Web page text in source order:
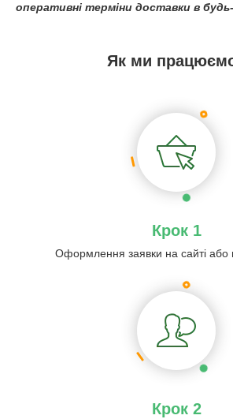
оперативні терміни доставки в
Як ми
Крок 1
Оформлення заявки на сайті або
Крок 2